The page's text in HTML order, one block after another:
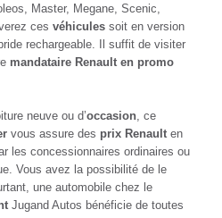
Master, Megane, Scenic,
ces véhicules soit en version
rechargeable. Il suffit de visiter
mandataire Renault en promo
neuve ou d’occasion , ce
vous assure des prix Renault en
les concessionnaires ordinaires ou
Vous avez la possibilité de le
une automobile chez le
Jugand Autos bénéficie de toutes